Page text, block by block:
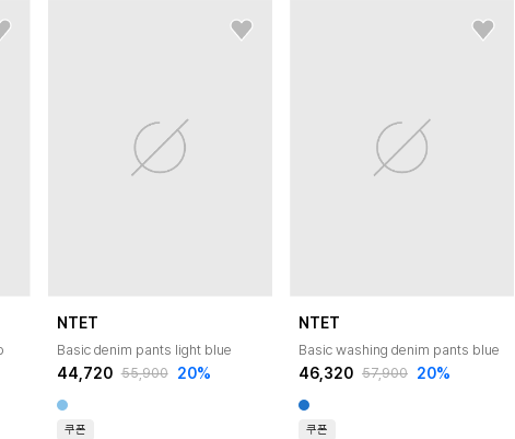
NTET
Basic denim pants light blue
44,720 55,900 20%
쿠폰
NTET
Basic washing denim pants blue
46,320 57,900 20%
쿠폰